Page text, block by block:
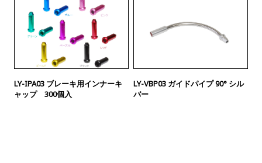
LY-IPA03 ブレーキ用インナーキ
ャップ 300個入
LY-VBP03 ガイドパイプ 90° シル
バー